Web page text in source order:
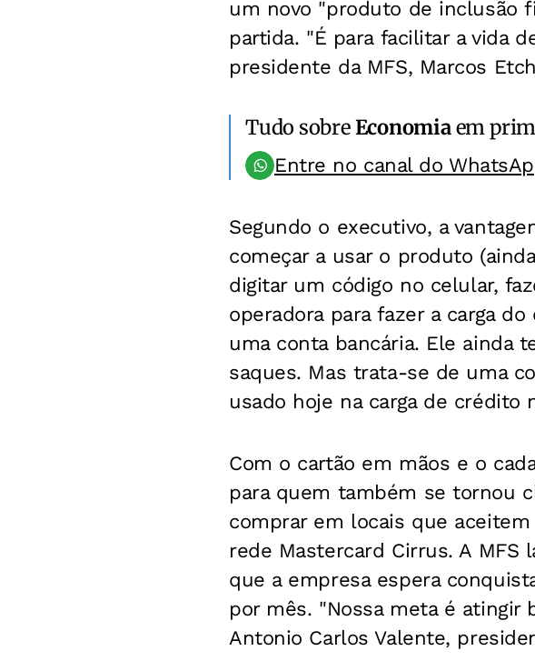
um novo "produto de inclusão
partida. "É para facilitar a vida
presidente da MFS, Marcos
Tudo sobreEconomiaem
Entre no canal do
Segundo o executivo, a
começar a usar o produto
digitar um código no celular,
operadora para fazer a carga
uma conta bancária. Ele ainda
saques. Mas trata-se de uma
usado hoje na carga de crédito
Com o cartão em mãos e o
para quem também se tornou
comprar em locais que
rede Mastercard Cirrus. A MFS
que a empresa espera
por mês. "Nossa meta é atingir
Antonio Carlos Valente,